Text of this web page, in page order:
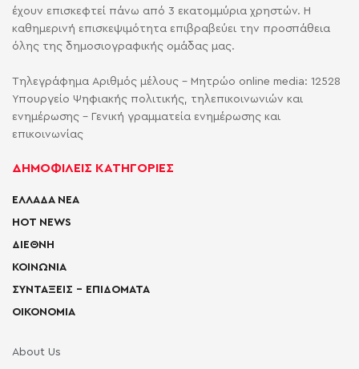
έχουν επισκεφτεί πάνω από 3 εκατομμύρια χρηστών. Η
καθημερινή επισκεψιμότητα επιβραβεύει την προσπάθεια
όλης της δημοσιογραφικής ομάδας μας.
Τηλεγράφημα Αριθμός μέλους - Μητρώο online media: 12528
Υπουργείο Ψηφιακής πολιτικής, τηλεπικοινωνιών και
ενημέρωσης - Γενική γραμματεία ενημέρωσης και
επικοινωνίας
ΔΗΜΟΦΙΛΕΙΣ ΚΑΤΗΓΟΡΙΕΣ
ΕΛΛΑΔΑ ΝΕΑ
HOT NEWS
ΔΙΕΘΝΗ
ΚΟΙΝΩΝΙΑ
ΣΥΝΤΑΞΕΙΣ – ΕΠΙΔΟΜΑΤΑ
ΟΙΚΟΝΟΜΙΑ
About Us